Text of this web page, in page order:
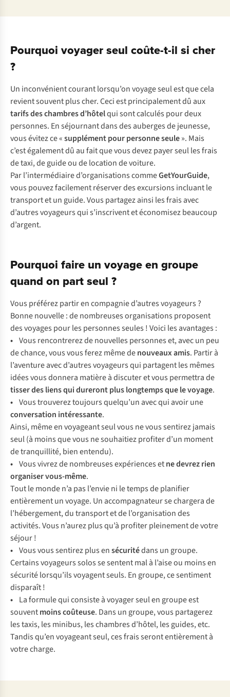
Pourquoi voyager seul coûte-t-il si cher
?
Un inconvénient courant lorsqu’on voyage seul est que cela
revient souvent plus cher. Ceci est principalement dû aux
tarifs des chambres d’hôtelqui sont calculés pour deux
personnes. En séjournant dans des auberges de jeunesse,
vous évitez ce «supplément pour personne seule». Mais
c’est également dû au fait que vous devez payer seul les frais
de taxi, de guide ou de location de voiture.
Par l’intermédiaire d’organisations commeGetYourGuide,
vous pouvez facilement réserver des excursions incluant le
transport et un guide. Vous partagez ainsi les frais avec
d’autres voyageurs qui s’inscrivent et économisez beaucoup
d’argent.
Pourquoi faire un voyage en groupe
quand on part seul ?
Vous préférez partir en compagnie d’autres voyageurs ?
Bonne nouvelle : de nombreuses organisations proposent
des voyages pour les personnes seules ! Voici les avantages :
• Vous rencontrerez de nouvelles personnes et, avec un peu
de chance, vous vous ferez même denouveaux amis. Partir à
l’aventure avec d’autres voyageurs qui partagent les mêmes
idées vous donnera matière à discuter et vous permettra de
tisser des liens qui dureront plus longtemps que le voyage.
• Vous trouverez toujours quelqu’un avec qui avoir une
conversation intéressante.
Ainsi, même en voyageant seul vous ne vous sentirez jamais
seul (à moins que vous ne souhaitiez profiter d’un moment
de tranquillité, bien entendu).
• Vous vivrez de nombreuses expériences etne devrez rien
organiser vous-même.
Tout le monde n’a pas l’envie ni le temps de planifier
entièrement un voyage. Un accompagnateur se chargera de
l’hébergement, du transport et de l’organisation des
activités. Vous n’aurez plus qu’à profiter pleinement de votre
séjour !
• Vous vous sentirez plus ensécuritédans un groupe.
Certains voyageurs solos se sentent mal à l’aise ou moins en
sécurité lorsqu’ils voyagent seuls. En groupe, ce sentiment
disparaît !
• La formule qui consiste à voyager seul en groupe est
souventmoins coûteuse. Dans un groupe, vous partagerez
les taxis, les minibus, les chambres d’hôtel, les guides, etc.
Tandis qu’en voyageant seul, ces frais seront entièrement à
votre charge.